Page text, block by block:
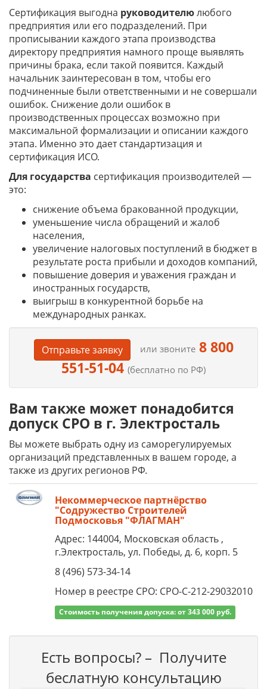
Сертификация выгодна руководителюлюбого
предприятия или его подразделений. При
прописывании каждого этапа производства
директору предприятия намного проще выявлять
причины брака, если такой появится. Каждый
начальник заинтересован в том, чтобы его
подчиненные были ответственными и не совершали
ошибок. Снижение доли ошибок в
производственных процессах возможно при
максимальной формализации и описании каждого
этапа. Именно это дает стандартизация и
сертификация ИСО.
Для государства сертификация производителей —
это:
снижение объема бракованной продукции,
уменьшение числа обращений и жалоб
населения,
увеличение налоговых поступлений в бюджет в
результате роста прибыли и доходов компаний,
повышение доверия и уважения граждан и
иностранных государств,
выигрыш в конкурентной борьбе на
международных ранках.
Отправьте заявку или звоните8 800
551-51-04 (бесплатно по РФ)
Вам также может понадобится
допуск СРО в г. Электросталь
Вы можете выбрать одну из саморегулируемых
организаций представленных в вашем городе, а
также из других регионов РФ.
Некоммерческое партнёрство
"Содружество Строителей
Подмосковья "ФЛАГМАН"
Адрес: 144004, Московская область ,
г.Электросталь, ул. Победы, д. 6, корп. 5
8 (496) 573-34-14
Номер в реестре СРО: СРО-С-212-29032010
Стоимость получения допуска: от 343 000 руб.
Есть вопросы? – Получите
беслатную консультацию